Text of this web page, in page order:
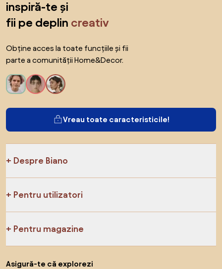
inspiră-te și
fii pe deplin creativ
Obține acces la toate funcțiile și fii
parte a comunității Home&Decor.
Vreau toate caracteristicile!
Despre Biano
Pentru utilizatori
Pentru magazine
Asigură-te că explorezi